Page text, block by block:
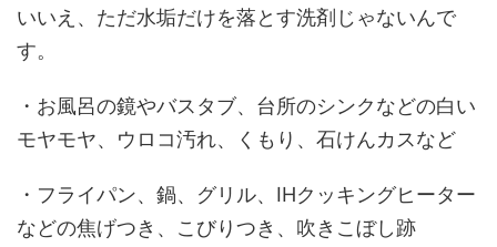
いいえ、ただ水垢だけを落とす洗剤じゃないんで
す。
・お風呂の鏡やバスタブ、台所のシンクなどの白い
モヤモヤ、ウロコ汚れ、くもり、石けんカスなど
・フライパン、鍋、グリル、IHクッキングヒーター
などの焦げつき、こびりつき、吹きこぼし跡